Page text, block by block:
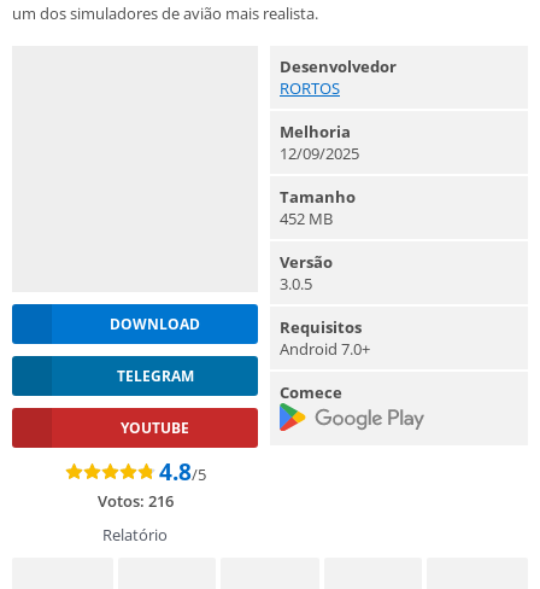
um dos simuladores de avião mais realista.
DOWNLOAD
TELEGRAM
YOUTUBE
4.8/5
Votos: 216
Relatório
Desenvolvedor
RORTOS
Melhoria
12/09/2025
Tamanho
452 MB
Versão
3.0.5
Requisitos
Android 7.0+
Comece